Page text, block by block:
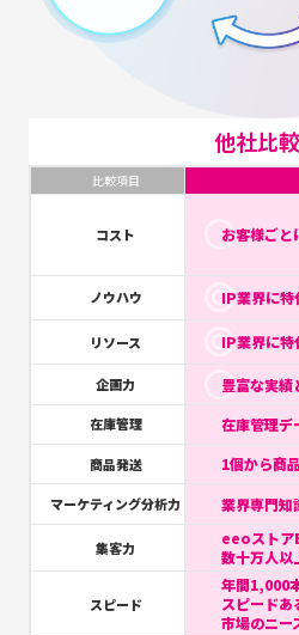
他社比
比較項目
コスト お客様ごと
ノウハウ
IP業界に特
リソース
IP業界に特
企画力 豊富な実績
在庫管理 在庫管理デ
商品発送 1個から商
マーケティング分析力 業界専門知
集客力
eeoストア
数十万人以
スピード
年間1,000
スピードあ
市場のニー